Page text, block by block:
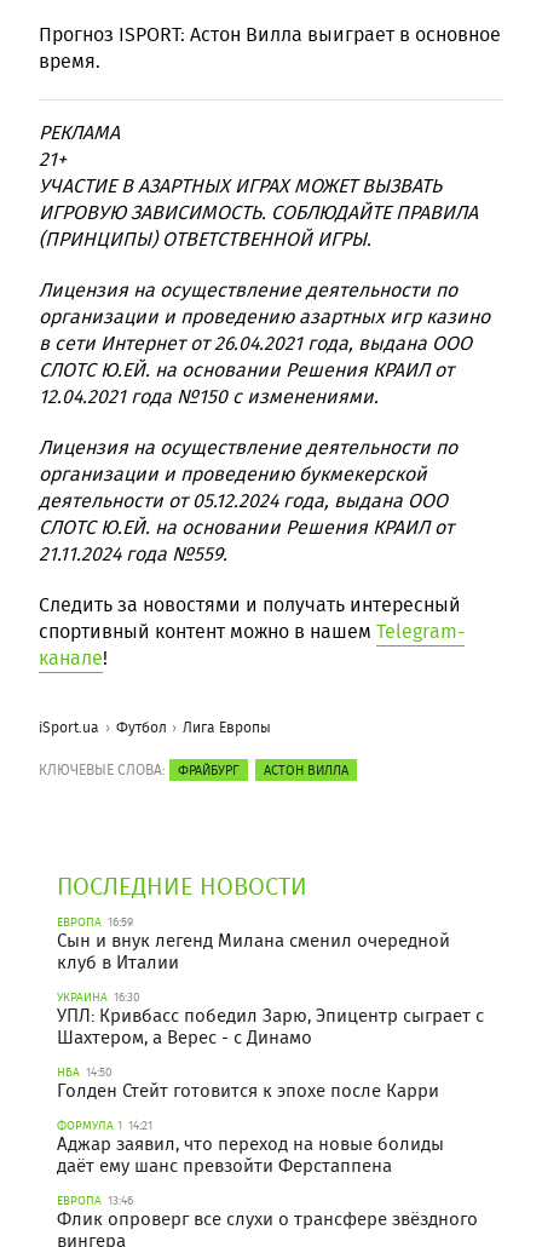
Прогноз ISPORT: Астон Вилла выиграет в основное
время.
РЕКЛАМА
21+
УЧАСТИЕ В АЗАРТНЫХ ИГРАХ МОЖЕТ ВЫЗВАТЬ
ИГРОВУЮ ЗАВИСИМОСТЬ. СОБЛЮДАЙТЕ ПРАВИЛА
(ПРИНЦИПЫ) ОТВЕТСТВЕННОЙ ИГРЫ.
Лицензия на осуществление деятельности по
организации и проведению азартных игр казино
в сети Интернет от 26.04.2021 года, выдана ООО
СЛОТС Ю.ЕЙ. на основании Решения КРАИЛ от
12.04.2021 года №150 с изменениями.
Лицензия на осуществление деятельности по
организации и проведению букмекерской
деятельности от 05.12.2024 года, выдана ООО
СЛОТС Ю.ЕЙ. на основании Решения КРАИЛ от
21.11.2024 года №559.
Следить за новостями и получать интересный
спортивный контент можно в нашем Telegram-
канале!
iSport.ua Футбол Лига Европы
КЛЮЧЕВЫЕ СЛОВА: ФРАЙБУРГ АСТОН ВИЛЛА
ПОСЛЕДНИЕ НОВОСТИ
ЕВРОПА 16:59
Сын и внук легенд Милана сменил очередной
клуб в Италии
УКРАИНА 16:30
УПЛ: Кривбасс победил Зарю, Эпицентр сыграет с
Шахтером, а Верес - с Динамо
НБА 14:50
Голден Стейт готовится к эпохе после Карри
ФОРМУЛА 1 14:21
Аджар заявил, что переход на новые болиды
даёт ему шанс превзойти Ферстаппена
ЕВРОПА 13:46
Флик опроверг все слухи о трансфере звёздного
вингера